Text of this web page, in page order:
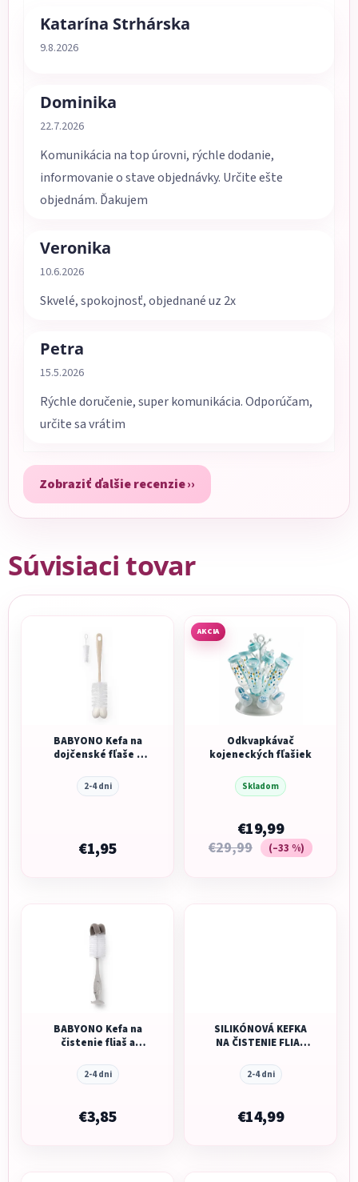
Katarína Strhárska
Hodnotenie obchodu je 5 z 5 hviezdičiek.
9.8.2026
Dominika
Hodnotenie obchodu je 5 z 5 hviezdičiek.
22.7.2026
Komunikácia na top úrovni, rýchle dodanie,
informovanie o stave objednávky. Určite ešte
objednám. Ďakujem
Veronika
Hodnotenie obchodu je 5 z 5 hviezdičiek.
10.6.2026
Skvelé, spokojnosť, objednané uz 2x
Petra
Hodnotenie obchodu je 5 z 5 hviezdičiek.
15.5.2026
Rýchle doručenie, super komunikácia. Odporúčam,
určite sa vrátim
Zobraziť ďalšie recenzie
Súvisiaci tovar
BABYONO Kefa na
dojčenské fľaše s
2-4 dni
€1,95
AKCIA
Odkvapkávač
kojeneckých fľašiek
Skladom
€19,99
€29,99 (–33 %)
BABYONO Kefa na
čistenie fliaš a
prísavkou šedá
2-4 dni
€3,85
SILIKÓNOVÁ KEFKA
NA ČISTENIE FLIAŠ
2-4 dni
€14,99